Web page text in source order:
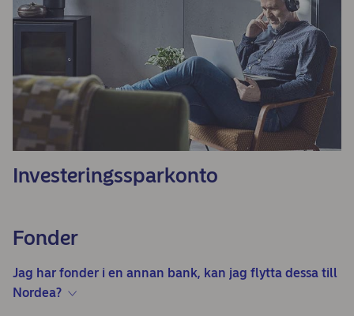
Investeringssparkonto
Fonder
Jag har fonder i en annan bank, kan jag flytta dessa till
Nordea?